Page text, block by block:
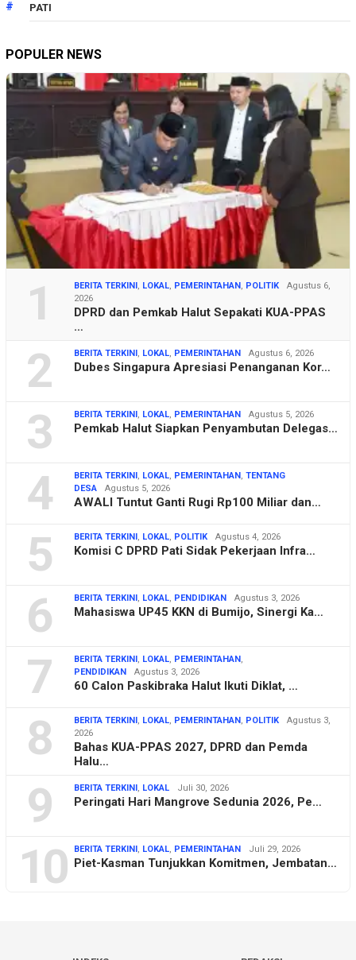
PATI
POPULER NEWS
1 BERITA TERKINI, LOKAL, PEMERINTAHAN, POLITIK
Agustus 6,
2026
DPRD dan Pemkab Halut Sepakati KUA-PPAS
…
2 BERITA TERKINI, LOKAL, PEMERINTAHAN Agustus 6, 2026
Dubes Singapura Apresiasi Penanganan Kor…
3 BERITA TERKINI, LOKAL, PEMERINTAHAN Agustus 5, 2026
Pemkab Halut Siapkan Penyambutan Delegas…
4 BERITA TERKINI, LOKAL, PEMERINTAHAN, TENTANG
DESA
Agustus 5, 2026
AWALI Tuntut Ganti Rugi Rp100 Miliar dan…
5 BERITA TERKINI, LOKAL, POLITIK Agustus 4, 2026
Komisi C DPRD Pati Sidak Pekerjaan Infra…
6 BERITA TERKINI, LOKAL, PENDIDIKAN Agustus 3, 2026
Mahasiswa UP45 KKN di Bumijo, Sinergi Ka…
7 BERITA TERKINI, LOKAL, PEMERINTAHAN,
PENDIDIKAN
Agustus 3, 2026
60 Calon Paskibraka Halut Ikuti Diklat, …
8 BERITA TERKINI, LOKAL, PEMERINTAHAN, POLITIK
Agustus 3,
2026
Bahas KUA-PPAS 2027, DPRD dan Pemda
Halu…
9 BERITA TERKINI, LOKAL Juli 30, 2026
Peringati Hari Mangrove Sedunia 2026, Pe…
10 BERITA TERKINI, LOKAL, PEMERINTAHAN Juli 29, 2026
Piet-Kasman Tunjukkan Komitmen, Jembatan…